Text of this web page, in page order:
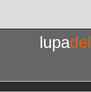
lupadel